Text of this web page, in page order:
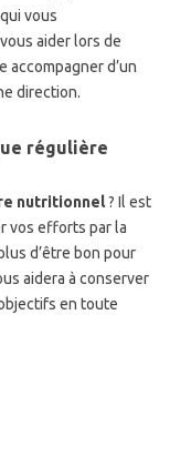
vous
aider lors de
accompagner d’un
direction.
régulière
nutritionnel? Il est
vos efforts par la
d’être bon pour
aidera à conserver
en toute